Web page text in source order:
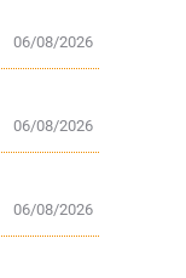
06/08/2026
06/08/2026
06/08/2026